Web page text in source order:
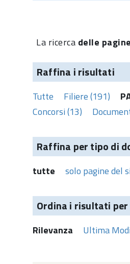
La ricerca delle
Raffina i risultati
Tutte Filiere (191)
Concorsi (13)
Raffina per tipo di
tutte solo pagine del
Ordina i risultati per
Rilevanza Ultima